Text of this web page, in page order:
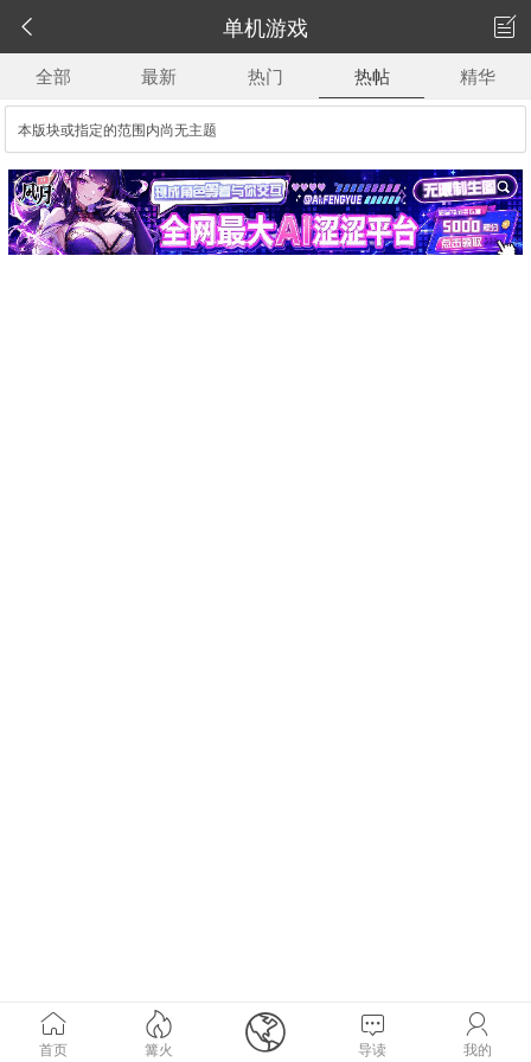
 单机游戏

全部
最新 热门 热帖 精华
本版块或指定的范围内尚无主题

首页

篝火  
导读

我的